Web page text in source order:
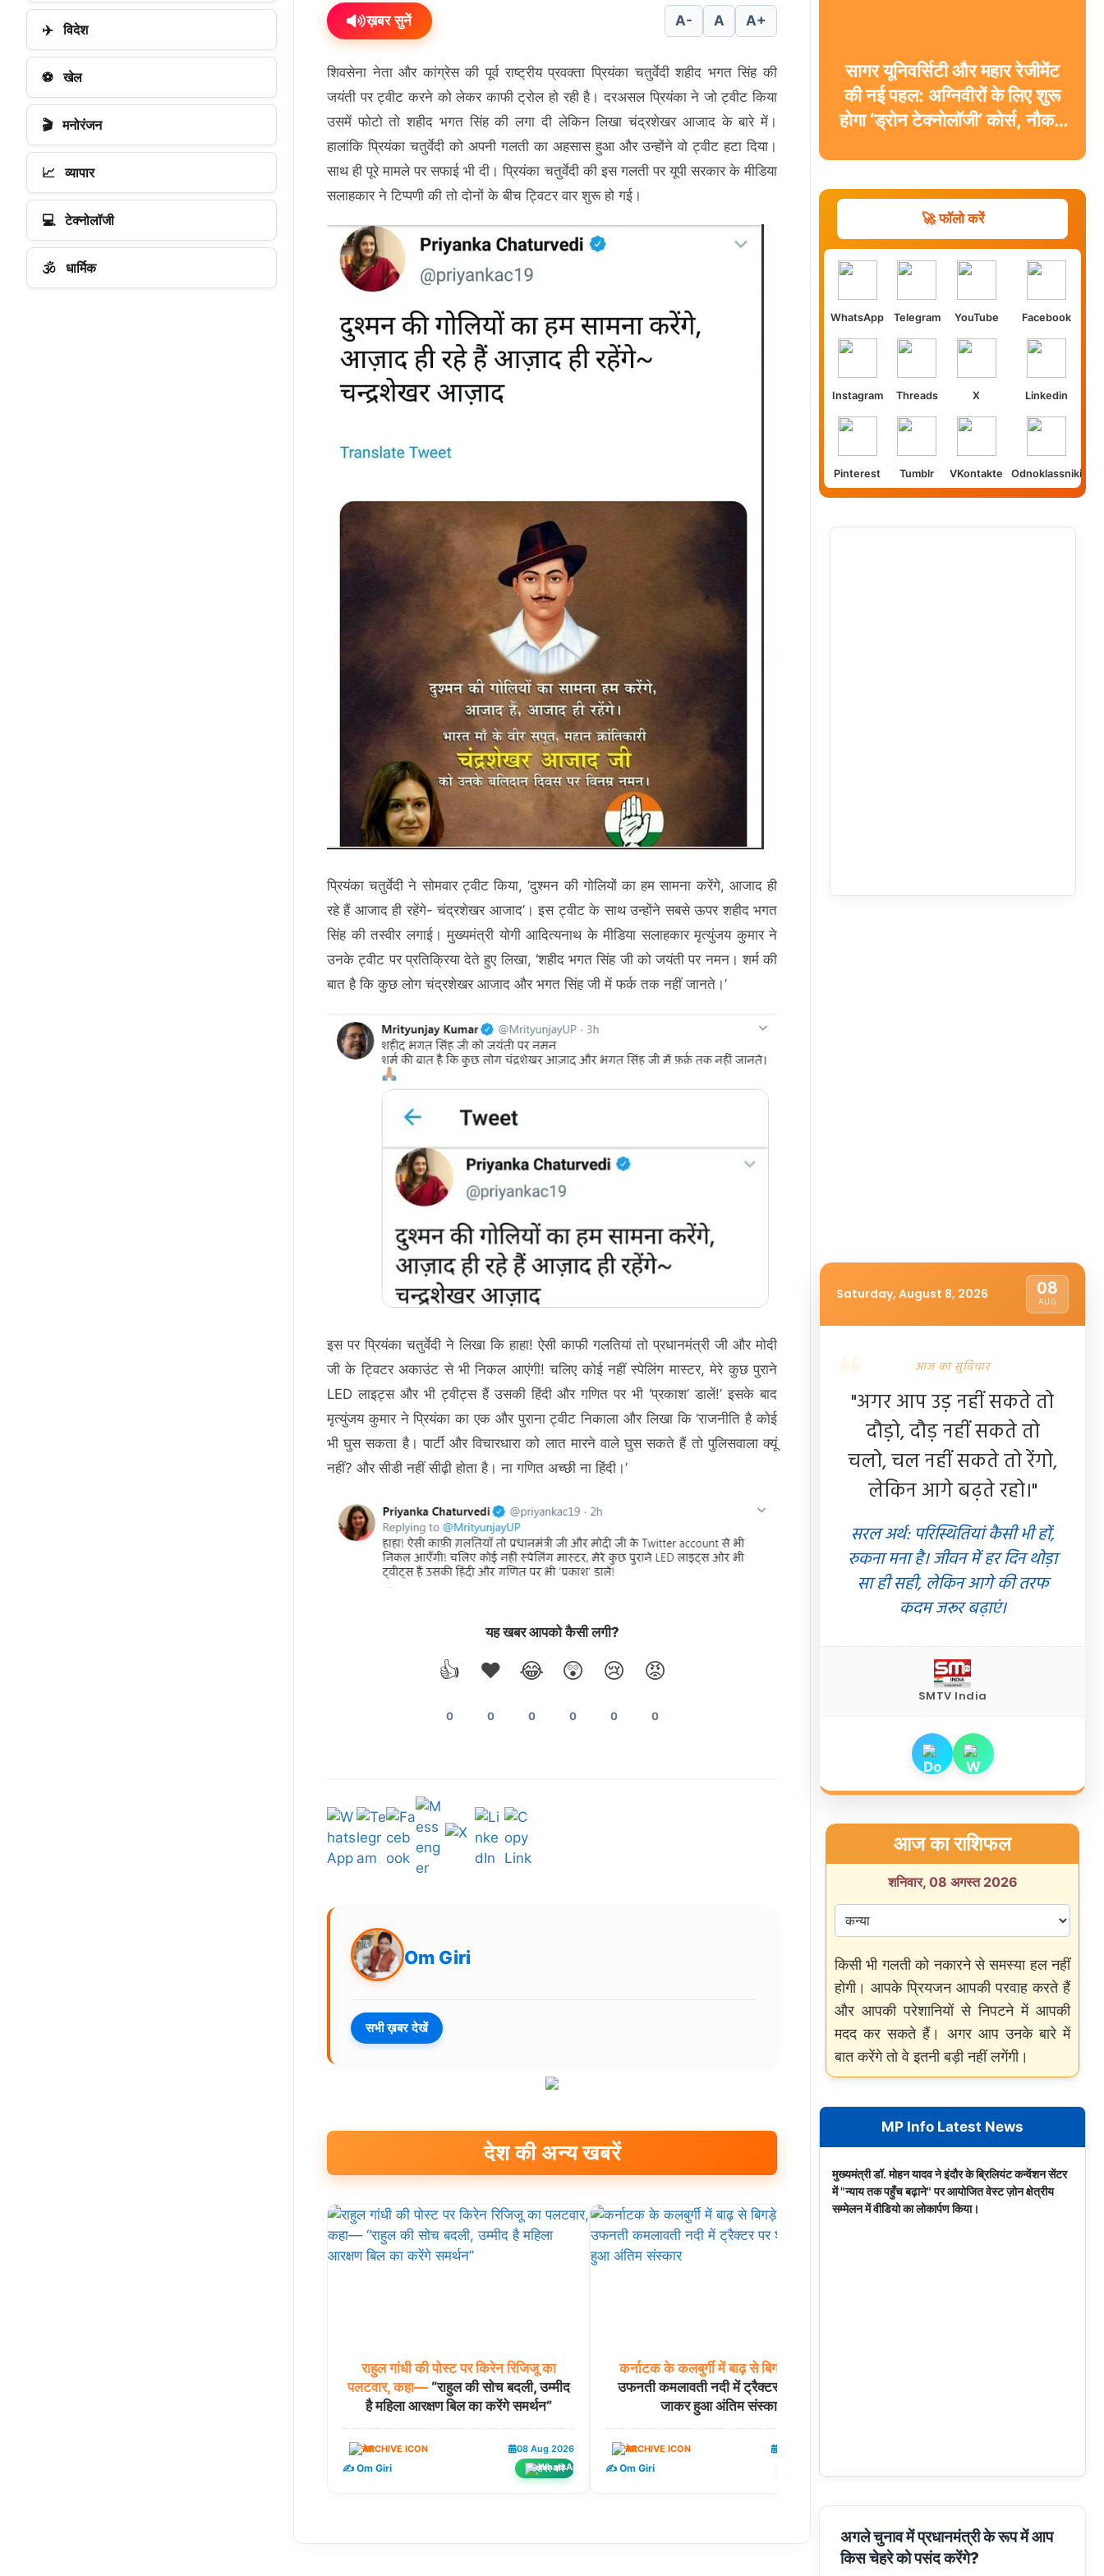
ख़बर सुनें A- A A+
शिवसेना नेता और कांग्रेस की पूर्व राष्ट्रीय प्रवक्ता प्रियंका चतुर्वेदी शहीद भगत सिंह की
जयंती पर ट्वीट करने को लेकर काफी ट्रोल हो रही है। दरअसल प्रियंका ने जो ट्वीट किया
उसमें फोटो तो शहीद भगत सिंह की लगा दी लेकिन लिखा चंद्रशेखर आजाद के बारे में।
हालांकि प्रियंका चतुर्वेदी को अपनी गलती का अहसास हुआ और उन्होंने वो ट्वीट हटा दिया।
साथ ही पूरे मामले पर सफाई भी दी। प्रियंका चतुर्वेदी की इस गलती पर यूपी सरकार के मीडिया
सलाहकार ने टिप्पणी की तो दोनों के बीच ट्विटर वार शुरू हो गई।
प्रियंका चतुर्वेदी ने सोमवार ट्वीट किया, ‘दुश्मन की गोलियों का हम सामना करेंगे, आजाद ही
रहे हैं आजाद ही रहेंगे- चंद्रशेखर आजाद’। इस ट्वीट के साथ उन्होंने सबसे ऊपर शहीद भगत
सिंह की तस्वीर लगाई। मुख्यमंत्री योगी आदित्यनाथ के मीडिया सलाहकार मृत्युंजय कुमार ने
उनके ट्वीट पर प्रतिक्रिया देते हुए लिखा, ‘शहीद भगत सिंह जी को जयंती पर नमन। शर्म की
बात है कि कुछ लोग चंद्रशेखर आजाद और भगत सिंह जी में फर्क तक नहीं जानते।’
इस पर प्रियंका चतुर्वेदी ने लिखा कि हाहा! ऐसी काफी गलतियां तो प्रधानमंत्री जी और मोदी
जी के ट्विटर अकाउंट से भी निकल आएंगी! चलिए कोई नहीं स्पेलिंग मास्टर, मेरे कुछ पुराने
LED लाइट्स और भी ट्वीट्स हैं उसकी हिंदी और गणित पर भी ‘प्रकाश’ डालें!’ इसके बाद
मृत्युंजय कुमार ने प्रियंका का एक और पुराना ट्वीट निकाला और लिखा कि ‘राजनीति है कोई
भी घुस सकता है। पार्टी और विचारधारा को लात मारने वाले घुस सकते हैं तो पुलिसवाला क्यूं
नहीं? और सीडी नहीं सीढ़ी होता है। ना गणित अच्छी ना हिंदी।’
यह खबर आपको कैसी लगी?
👍
0
❤️
0
😂
0
😲
0
😢
0
😡
0
Om Giri
सभी ख़बर देखें
देश की अन्य खबरें
राहुल गांधी की पोस्ट पर किरेन रिजिजू का
पलटवार, कहा—“राहुल की सोच बदली, उम्मीद
है महिला आरक्षण बिल का करेंगे समर्थन”
देश 08 Aug 2026
✍️ Om Giri शेयर करें
कर्नाटक के कलबुर्गी में बाढ़ से बिगड़े
उफनती कमलावती नदी में ट्रैक्टर पर शव ले
जाकर हुआ अंतिम संस्कार
देश
✍️ Om Giri
✈️ विदेश
⚽ खेल
🎬 मनोरंजन
📈 व्यापार
💻 टेक्नोलॉजी
🕉️ धार्मिक
सागर यूनिवर्सिटी और महार रेजीमेंट
की नई पहल: अग्निवीरों के लिए शुरू
होगा ‘ड्रोन टेक्नोलॉजी’ कोर्स, नौकरी
🚀 फॉलो करें
WhatsApp Telegram YouTube Facebook
Instagram Threads X Linkedin
Pinterest Tumblr VKontakte Odnoklassniki
Saturday, August 8, 2026 08
AUG
आज का सुविचार
"अगर आप उड़ नहीं सकते तो
दौड़ो, दौड़ नहीं सकते तो
चलो, चल नहीं सकते तो रेंगो,
लेकिन आगे बढ़ते रहो।"
सरल अर्थ: परिस्थितियां कैसी भी हों,
रुकना मना है। जीवन में हर दिन थोड़ा
सा ही सही, लेकिन आगे की तरफ
कदम जरूर बढ़ाएं।
SMTV India
आज का राशिफल
शनिवार, 08 अगस्त 2026
किसी भी गलती को नकारने से समस्या हल नहीं
होगी। आपके प्रियजन आपकी परवाह करते हैं
और आपकी परेशानियों से निपटने में आपकी
मदद कर सकते हैं। अगर आप उनके बारे में
बात करेंगे तो वे इतनी बड़ी नहीं लगेंगी।
MP Info Latest News
मुख्यमंत्री डॉ. मोहन यादव ने इंदौर के ब्रिलियंट कन्वेंशन सेंटर
में "न्याय तक पहुँच बढ़ाने" पर आयोजित वेस्ट ज़ोन क्षेत्रीय
सम्मेलन में वीडियो का लोकार्पण किया।
अगले चुनाव में प्रधानमंत्री के रूप में आप
किस चेहरे को पसंद करेंगे?